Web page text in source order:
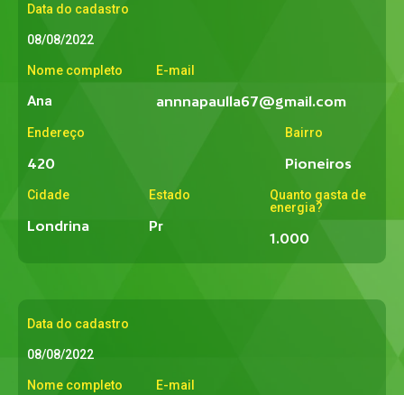
Data do cadastro
08/08/2022
Nome completo
Ana
E-mail
annnapaulla67@gmail.com
Endereço
420
Bairro
Pioneiros
Cidade
Londrina
Estado
Pr
Quanto gasta de
energia?
1.000
Data do cadastro
08/08/2022
Nome completo E-mail